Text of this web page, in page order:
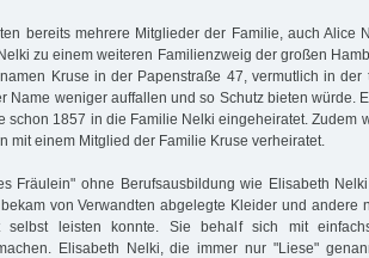
bereits mehrere Mitglieder der Familie, auch Alice
zu einem weiteren Familienzweig der großen
Kruse in der Papenstraße 47, vermutlich in der
Name weniger auffallen und so Schutz bieten würde.
schon 1857 in die Familie Nelki eingeheiratet. Zudem
mit einem Mit­glied der Familie Kruse verheiratet.
Fräulein" ohne Berufsausbildung wie Elisabeth
von Verwandten abgelegte Kleider und andere
selbst leisten konnte. Sie behalf sich mit
Elisabeth Nelki, die immer nur "Liese"